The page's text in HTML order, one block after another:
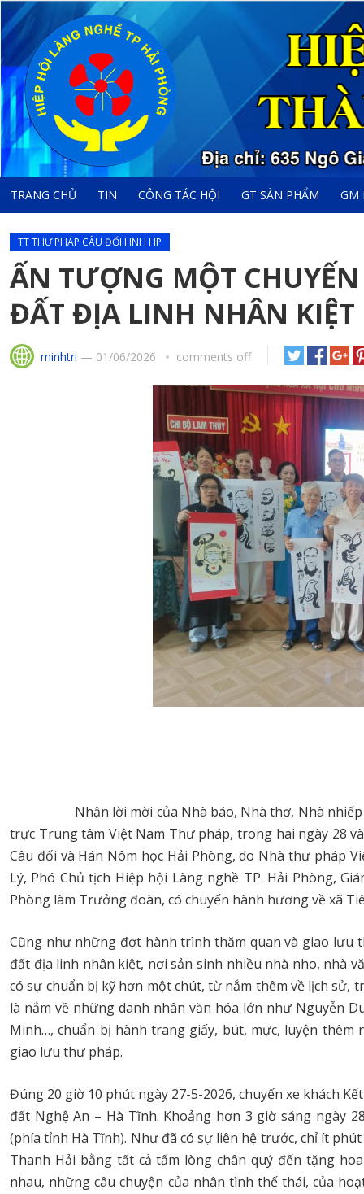
TRANG CHỦ TIN CÔNG TÁC HỘI GT SẢN PHẨM GM
TT THƯ PHÁP CÂU ĐỐI HNH HP
ẤN TƯỢNG MỘT
ĐẤT ĐỊA LINH NHÂN KIỆT
minhtri — 01/06/2026 comments off
Nhận lời mời của Nhà báo, Nhà thơ, Nhà nhiếp
trực Trung tâm Việt Nam Thư pháp, trong hai ngày 28
Câu đối và Hán Nôm học Hải Phòng, do Nhà thư pháp
Lý, Phó Chủ tịch Hiệp hội Làng nghề TP. Hải Phòng,
Phòng làm Trưởng đoàn, có chuyến hành hương về xã
Cũng như những đợt hành trình thăm quan và giao lưu
đất địa linh nhân kiệt, nơi sản sinh nhiều nhà nho, nhà
có sự chuẩn bị kỹ hơn một chút, từ nắm thêm về lịch sử,
là nắm về những danh nhân văn hóa lớn như Nguyễn
Minh…, chuẩn bị hành trang giấy, bút, mực, luyện
giao lưu thư pháp.
Đúng 20 giờ 10 phút ngày 27-5-2026, chuyến xe khách
đất Nghệ An – Hà Tĩnh. Khoảng hơn 3 giờ sáng ngày
(phía tỉnh Hà Tĩnh). Như đã có sự liên hệ trước, chỉ ít
Thanh Hải bằng tất cả tấm lòng chân quý đến tặng
nhau, những câu chuyện của nhân tình thế thái, của